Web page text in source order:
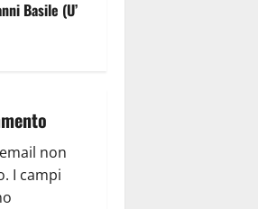
Basile (U’
non
I campi